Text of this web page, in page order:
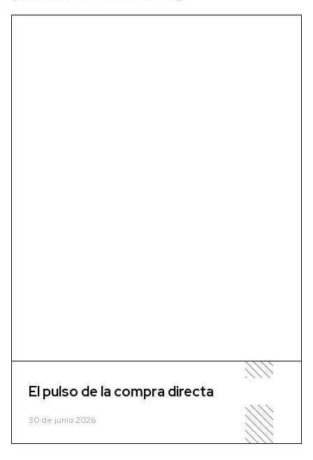
El pulso de la compra directa
30 de junio 2026